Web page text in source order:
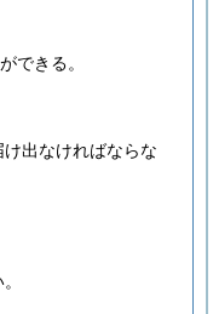
できる。
出なければならな